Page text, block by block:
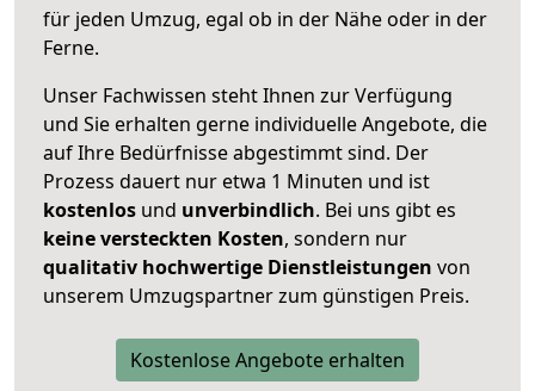
für jeden Umzug, egal ob in der Nähe oder in der
Ferne.
Unser Fachwissen steht Ihnen zur Verfügung
und Sie erhalten gerne individuelle Angebote, die
auf Ihre Bedürfnisse abgestimmt sind. Der
Prozess dauert nur etwa 1 Minuten und ist
kostenlos und unverbindlich. Bei uns gibt es
keine versteckten Kosten, sondern nur
qualitativ hochwertige Dienstleistungen von
unserem Umzugspartner zum günstigen Preis.
Kostenlose Angebote erhalten